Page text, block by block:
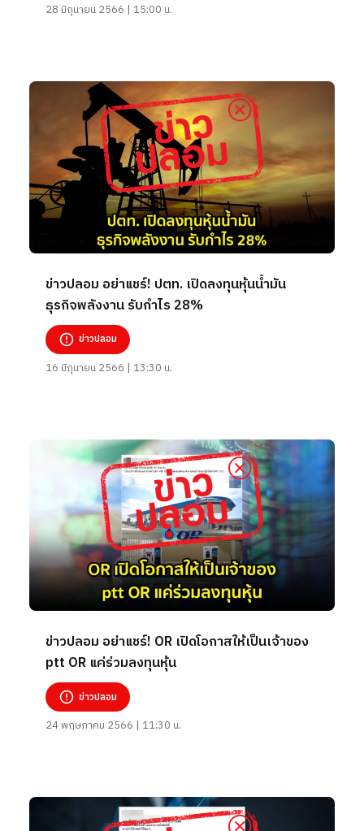
28 มิถุนายน 2566 | 15:00 น.
ข่าวปลอม อย่าแชร์! ปตท. เปิดลงทุนหุ้นน้ำมัน
ธุรกิจพลังงาน รับกำไร 28%
ข่าวปลอม
16 มิถุนายน 2566 | 13:30 น.
ข่าวปลอม อย่าแชร์! OR เปิดโอกาสให้เป็นเจ้าของ
ptt OR แค่ร่วมลงทุนหุ้น
ข่าวปลอม
24 พฤษภาคม 2566 | 11:30 น.